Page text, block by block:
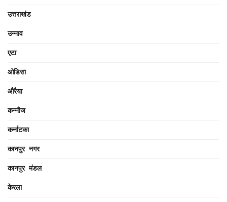
उत्तराखंड
उन्नाव
एटा
ओडिसा
औरैया
कन्नौज
कर्नाटका
कानपुर नगर
कानपुर मंडल
केरला